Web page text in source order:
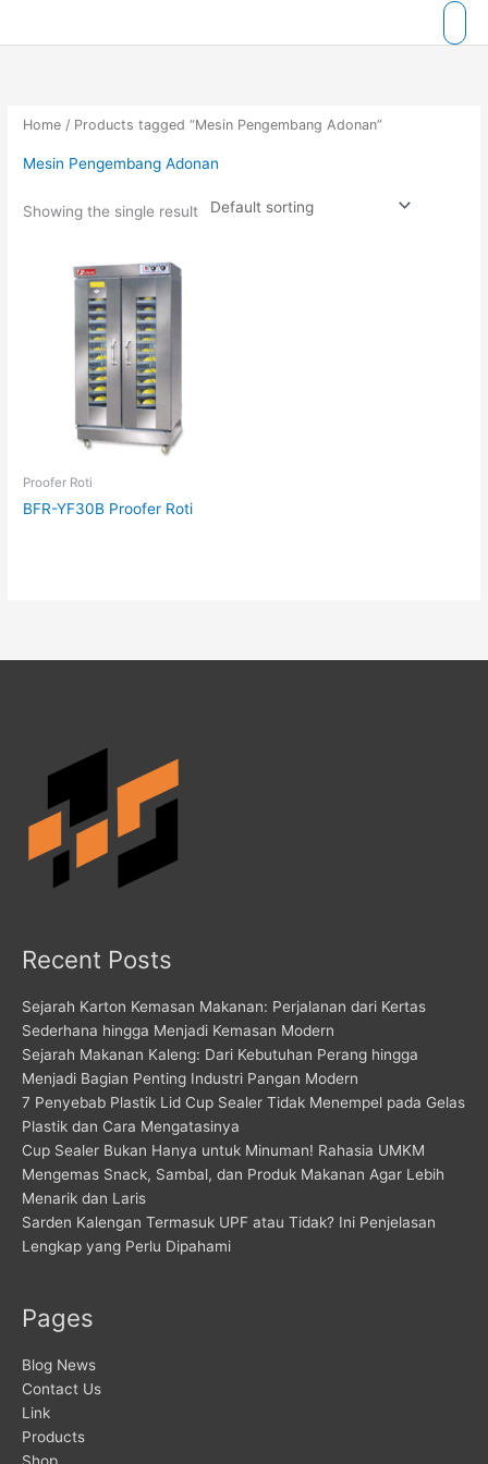
Home / Products tagged “Mesin Pengembang Adonan”
Mesin Pengembang Adonan
Showing the single result
Proofer Roti
BFR-YF30B Proofer Roti
Recent Posts
Sejarah Karton Kemasan Makanan: Perjalanan dari Kertas
Sederhana hingga Menjadi Kemasan Modern
Sejarah Makanan Kaleng: Dari Kebutuhan Perang hingga
Menjadi Bagian Penting Industri Pangan Modern
7 Penyebab Plastik Lid Cup Sealer Tidak Menempel pada Gelas
Plastik dan Cara Mengatasinya
Cup Sealer Bukan Hanya untuk Minuman! Rahasia UMKM
Mengemas Snack, Sambal, dan Produk Makanan Agar Lebih
Menarik dan Laris
Sarden Kalengan Termasuk UPF atau Tidak? Ini Penjelasan
Lengkap yang Perlu Dipahami
Pages
Blog News
Contact Us
Link
Products
Shop